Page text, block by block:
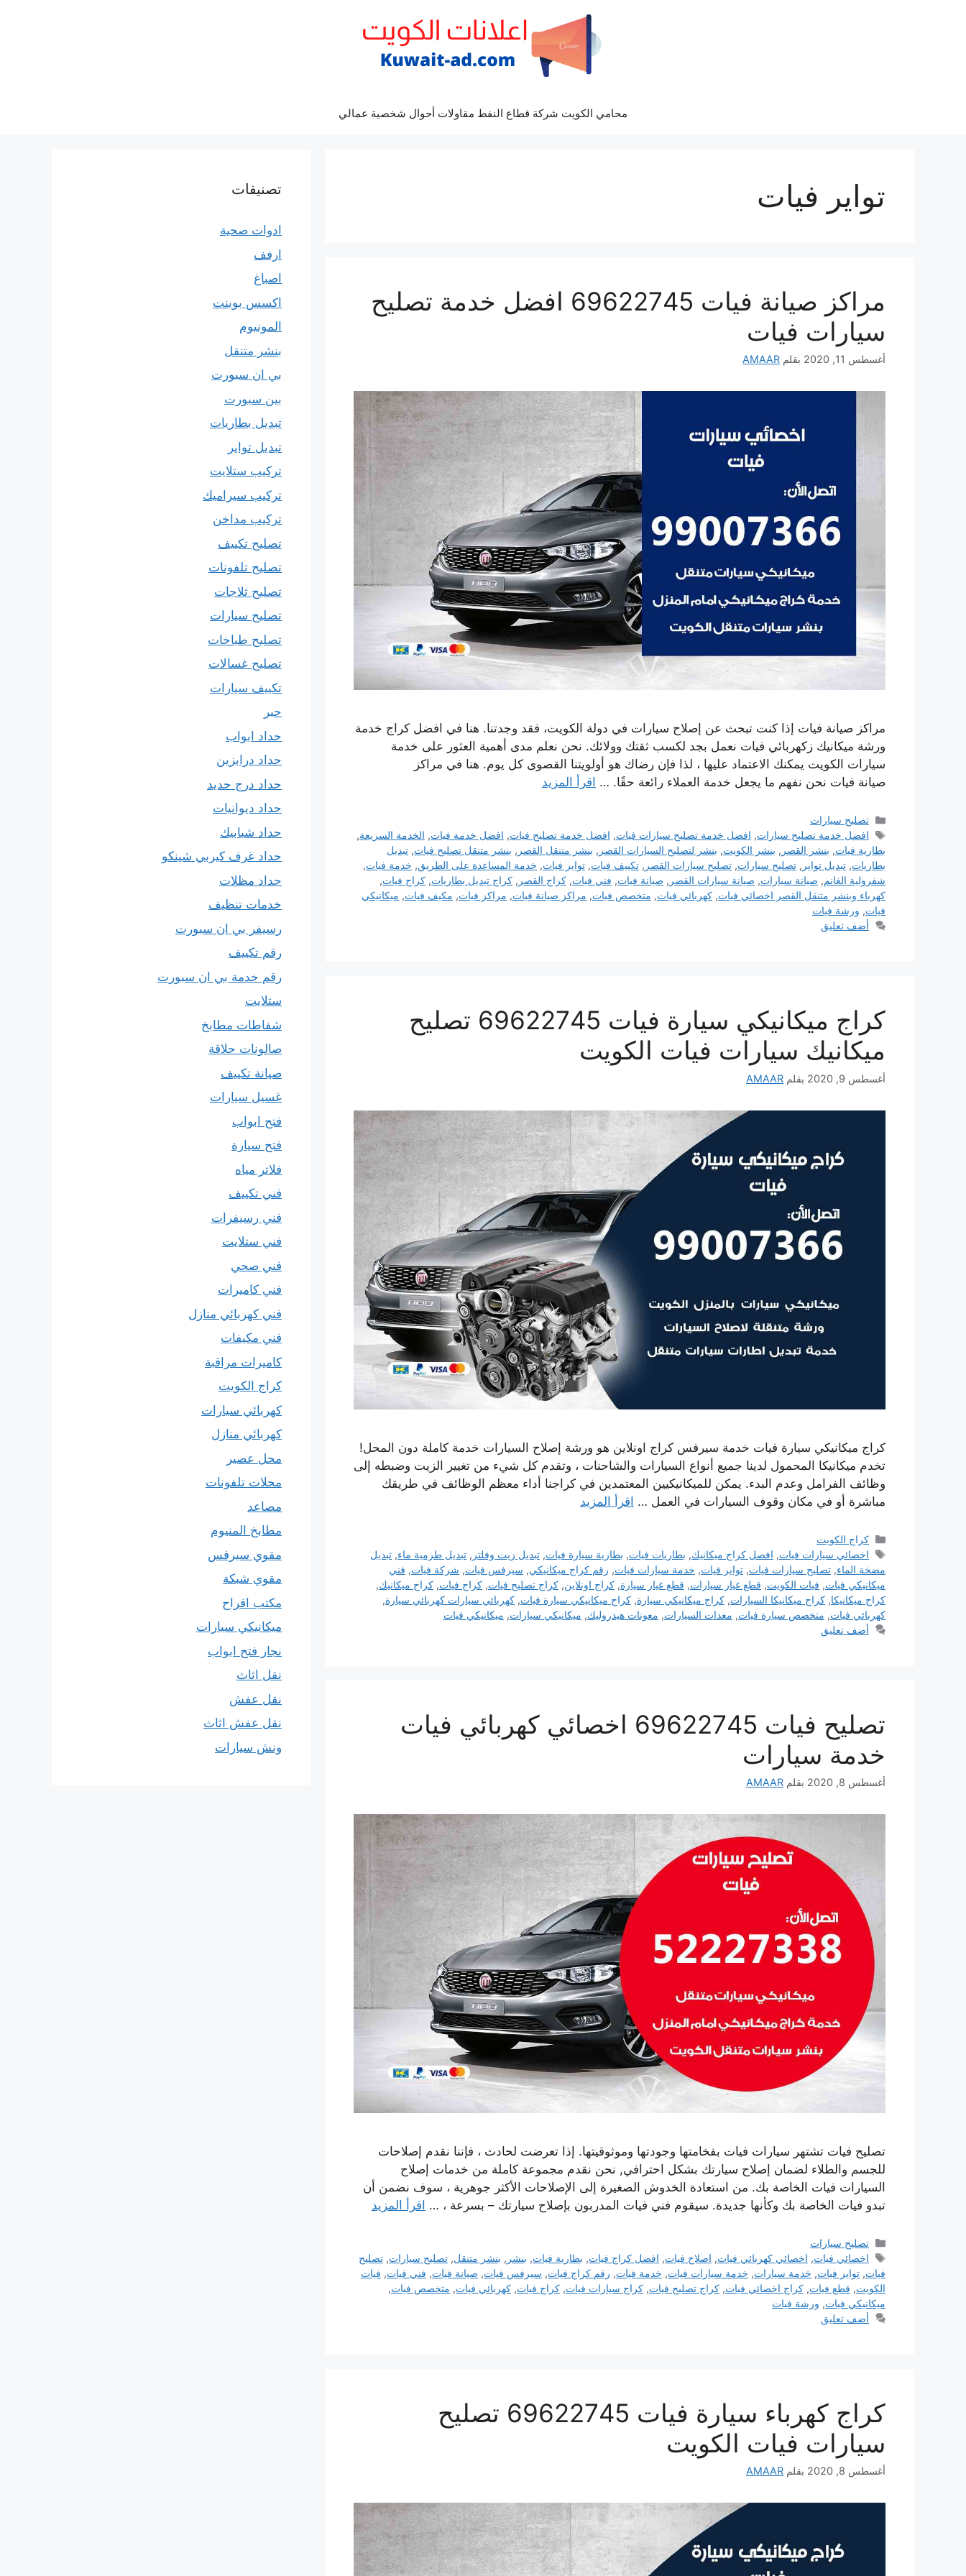
محامي الكويت شركة قطاع النفط مقاولات أحوال شخصية عمالي
تواير فيات
مراكز صيانة فيات 69622745 افضل خدمة تصليح
سيارات فيات
أغسطس 11, 2020 بقلم AMAAR
مراكز صيانة فيات إذا كنت تبحث عن إصلاح سيارات في دولة الكويت، فقد وجدتنا. هنا في افضل كراج خدمة
ورشة ميكانيك زكهربائي فيات نعمل بجد لكسب ثقتك وولائك. نحن نعلم مدى أهمية العثور على خدمة
سيارات الكويت يمكنك الاعتماد عليها ، لذا فإن رضاك ​​هو أولويتنا القصوى كل يوم. هنا في مراكز
صيانة فيات نحن نفهم ما يجعل خدمة العملاء رائعة حقًا. … اقرأ المزيد
التصنيفات
تصليح سيارات
الوسوم
افضل خدمة تصليح سيارات, افضل خدمة تصليح سيارات فيات, افضل خدمة تصليح فيات, افضل خدمة فيات, الخدمة السريعة,
بطارية فيات, بنشر القصر , بنشر الكويت, بنشر لتصليح السيارات القصر , بنشر متنقل القصر , بنشر متنقل تصليح فيات, تبديل
بطاريات, تبديل تواير , تصليح سيارات, تصليح سيارات القصر , تكييف فيات, تواير فيات, خدمة المساعدة على الطريق, خدمة فيات,
شفرولية الغانم, صيانة سيارات, صيانة سيارات القصر , صيانة فيات, فني فيات, كراج القصر , كراج تبديل بطاريات, كراج فيات,
كهرباء وبنشر متنقل القصر اخصائي فيات, كهربائي فيات, متخصص فيات, مراكز صيانة فيات, مراكز فيات, مكيف فيات, ميكانيكي
فيات, ورشة فيات
أضف تعليق
كراج ميكانيكي سيارة فيات 69622745 تصليح
ميكانيك سيارات فيات الكويت
أغسطس 9, 2020 بقلم AMAAR
كراج ميكانيكي سيارة فيات خدمة سيرفس كراج اونلاين هو ورشة إصلاح السيارات خدمة كاملة دون المحل!
تخدم ميكانيكا المحمول لدينا جميع أنواع السيارات والشاحنات ، وتقدم كل شيء من تغيير الزيت وضبطه إلى
وظائف الفرامل وعدم البدء. يمكن للميكانيكيين المعتمدين في كراجنا أداء معظم الوظائف في طريقك
مباشرة أو في مكان وقوف السيارات في العمل … اقرأ المزيد
التصنيفات
كراج الكويت
الوسوم
اخصائي سيارات فيات, افصل كراج ميكانيك, بطاريات فيات, بطارية سيارة فيات,تبديل زيت وفلتر ,تبديل طرمية ماء,تبديل
مضخة الماء, تصليح سيارات فيات, تواير فيات, خدمة سيارات فيات, رقم كراج ميكانيكي, سيرفس فيات, شركة فيات, فني
ميكانيكي فيات, فيات الكويت, قطع غيار سيارات, قطع غيار سيارة, كراج اونلاين, كراج تصليح فيات, كراج فيات, كراج ميكانيك,
كراج ميكانيكا, كراج ميكانيكا السيارات, كراج ميكانيكي سيارة, كراج ميكانيكي سيارة فيات, كهربائي سيارات كهربائي سيارة,
كهربائي فيات, متخصص سيارة فيات, معدات السيارات, معونات هيدروليك, ميكانيكي سيارات, ميكانيكي فيات
أضف تعليق
تصليح فيات 69622745 اخصائي كهربائي فيات
خدمة سيارات
أغسطس 8, 2020 بقلم AMAAR
تصليح فيات تشتهر سيارات فيات بفخامتها وجودتها وموثوقيتها. إذا تعرضت لحادث ، فإننا نقدم إصلاحات
للجسم والطلاء لضمان إصلاح سيارتك بشكل احترافي, نحن نقدم مجموعة كاملة من خدمات إصلاح
السيارات فيات الخاصة بك. من استعادة الخدوش الصغيرة إلى الإصلاحات الأكثر جوهرية ، سوف نضمن أن
تبدو فيات الخاصة بك وكأنها جديدة. سيقوم فني فيات المدربون بإصلاح سيارتك – بسرعة ، … اقرأ المزيد
التصنيفات
تصليح سيارات
الوسوم
اخصائي فيات, اخصائي كهربائي فيات, اصلاح فيات, افضل كراج فيات, بطارية فيات, بنشر , بنشر متنقل,تصليح سيارات,تصليح
فيات, تواير فيات, خدمة سيارات, خدمة سيارات فيات, خدمة فيات, رقم كراج فيات, سيرفس فيات, صيانة فيات, فني فيات, فيات
الكويت, قطع فيات, كراج اخصائي فيات, كراج تصليح فيات, كراج سيارات فيات, كراج فيات, كهربائي فيات, متخصص فيات,
ميكانيكي فيات, ورشة فيات
أضف تعليق
كراج كهرباء سيارة فيات 69622745 تصليح
سيارات فيات الكويت
أغسطس 8, 2020 بقلم AMAAR
تصنيفات
ادوات صحية
ارفف
اصباغ
اكسس بوينت
المونيوم
بنشر متنقل
بي ان سبورت
بين سبورت
تبديل بطاريات
تبديل تواير
تركيب ستلايت
تركيب سيراميك
تركيب مداخن
تصليح تكييف
تصليح تلفونات
تصليح ثلاجات
تصليح سيارات
تصليح طباخات
تصليح غسالات
تكييف سيارات
حبر
حداد ابواب
حداد درابزين
حداد درج حديد
حداد ديوانيات
حداد شبابيك
حداد غرف كيربي شينكو
حداد مظلات
خدمات تنظيف
رسيفر بي ان سبورت
رقم تكييف
رقم خدمة بي ان سبورت
ستلايت
شفاطات مطابخ
صالونات حلاقة
صيانة تكييف
غسيل سيارات
فتح ابواب
فتح سيارة
فلاتر مياه
فني تكييف
فني رسيفرات
فني ستلايت
فني صحي
فني كاميرات
فني كهربائي منازل
فني مكيفات
كاميرات مراقبة
كراج الكويت
كهربائي سيارات
كهربائي منازل
محل عصير
محلات تلفونات
مصاعد
مطابخ المنيوم
مقوي سيرفس
مقوي شبكة
مكتب افراح
ميكانيكي سيارات
نجار فتح ابواب
نقل اثاث
نقل عفش
نقل عفش اثاث
ونش سيارات